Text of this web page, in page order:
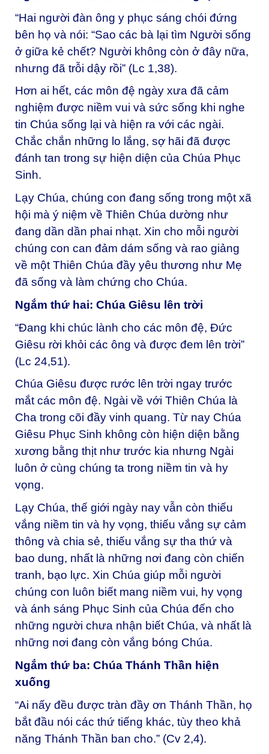
“Hai người đàn ông y phục sáng chói đứng
bên họ và nói: “Sao các bà lại tìm Người sống
ở giữa kẻ chết? Người không còn ở đây nữa,
nhưng đã trỗi dậy rồi” (Lc 1,38).
Hơn ai hết, các môn đệ ngày xưa đã cảm
nghiệm được niềm vui và sức sống khi nghe
tin Chúa sống lại và hiện ra với các ngài.
Chắc chắn những lo lắng, sợ hãi đã được
đánh tan trong sự hiện diện của Chúa Phục
Sinh.
Lạy Chúa, chúng con đang sống trong một xã
hội mà ý niệm về Thiên Chúa dường như
đang dần dần phai nhạt. Xin cho mỗi người
chúng con can đảm dám sống và rao giảng
về một Thiên Chúa đầy yêu thương như Mẹ
đã sống và làm chứng cho Chúa.
Ngắm thứ hai: Chúa Giêsu lên trời
“Ðang khi chúc lành cho các môn đệ, Ðức
Giêsu rời khỏi các ông và được đem lên trời”
(Lc 24,51).
Chúa Giêsu được rước lên trời ngay trước
mắt các môn đệ. Ngài về với Thiên Chúa là
Cha trong cõi đầy vinh quang. Từ nay Chúa
Giêsu Phục Sinh không còn hiện diện bằng
xương bằng thịt như trước kia nhưng Ngài
luôn ở cùng chúng ta trong niềm tin và hy
vọng.
Lạy Chúa, thế giới ngày nay vẫn còn thiếu
vắng niềm tin và hy vọng, thiếu vắng sự cảm
thông và chia sẻ, thiếu vắng sự tha thứ và
bao dung, nhất là những nơi đang còn chiến
tranh, bạo lực. Xin Chúa giúp mỗi người
chúng con luôn biết mang niềm vui, hy vọng
và ánh sáng Phục Sinh của Chúa đến cho
những người chưa nhận biết Chúa, và nhất là
những nơi đang còn vắng bóng Chúa.
Ngắm thứ ba: Chúa Thánh Thần hiện
xuống
“Ai nấy đều được tràn đầy ơn Thánh Thần, họ
bắt đầu nói các thứ tiếng khác, tùy theo khả
năng Thánh Thần ban cho.” (Cv 2,4).